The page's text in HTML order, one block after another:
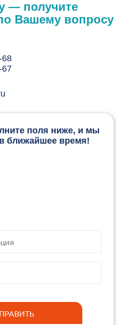
поля ниже, и мы
ближайшее время!
— получите
Вашему вопросу
68
67